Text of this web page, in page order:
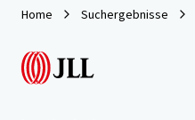
Home Suchergebnisse